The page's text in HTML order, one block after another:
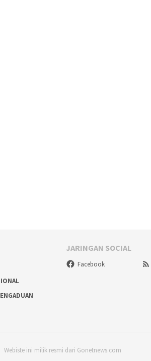
JARINGAN SOCIAL
Facebook
Webiste ini milik resmi dari Gonetnews.com